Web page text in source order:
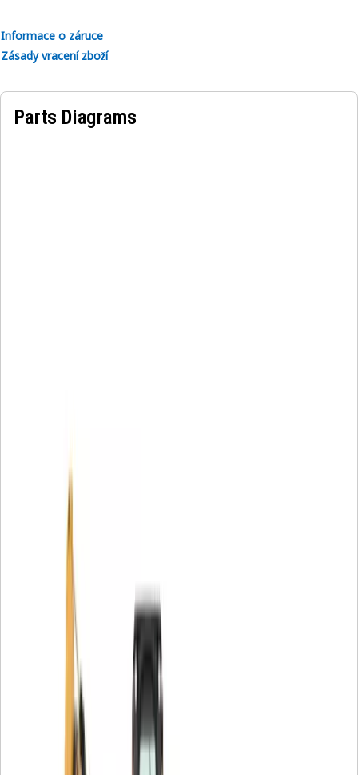
Informace o záruce
Zásady vracení zboží
Parts Diagrams